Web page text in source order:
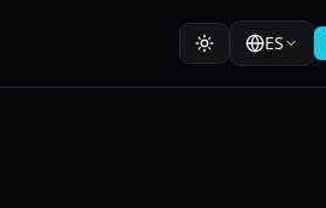
ES